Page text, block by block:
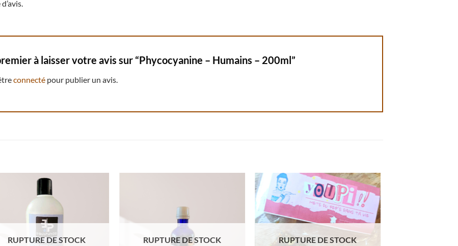
à laisser votre avis sur “Phycocyanine – Humains – 200ml”
connecté pour publier un avis.
RUPTURE DE STOCK RUPTURE DE STOCK RUPTURE DE STOCK